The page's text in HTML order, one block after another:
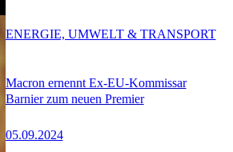
Macron ernennt Ex-EU-Kommissar
Barnier zum neuen Premier
05.09.2024
ENERGIE, UMWELT & TRANSPORT